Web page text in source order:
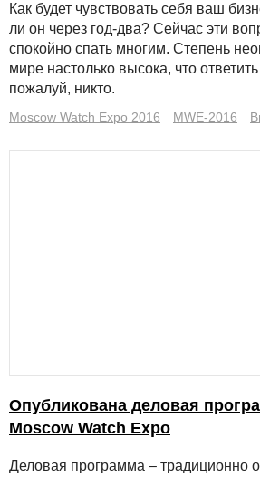
Как будет чувствовать себя ваш
ли он через год-два? Сейчас эти
спокойно спать многим. Степень
мире настолько высока, что
пожалуй, никто.
Moscow Watch Expo 2016 MWE-2016
Опубликована деловая
Moscow Watch Expo
Деловая программа – традиционно